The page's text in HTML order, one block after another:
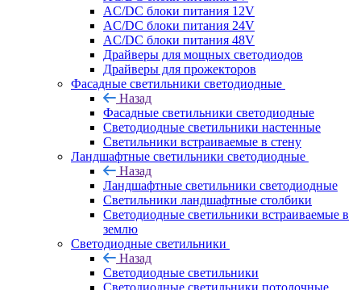
AC/DC блоки питания 12V
AC/DC блоки питания 24V
AC/DC блоки питания 48V
Драйверы для мощных светодиодов
Драйверы для прожекторов
Фасадные светильники светодиодные
Назад
Фасадные светильники светодиодные
Светодиодные светильники настенные
Светильники встраиваемые в стену
Ландшафтные светильники светодиодные
Назад
Ландшафтные светильники светодиодные
Светильники ландшафтные столбики
Светодиодные светильники встраиваемые в
землю
Светодиодные светильники
Назад
Светодиодные светильники
Светодиодные светильники потолочные